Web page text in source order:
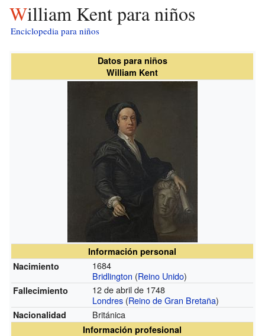
William Kent para niños
Enciclopedia para niños
Datos para niños
William Kent
Información personal
Nacimiento
1684
Bridlington (Reino Unido)
Fallecimiento
12 de abril de 1748
Londres (Reino de Gran Bretaña)
Nacionalidad Británica
Información profesional